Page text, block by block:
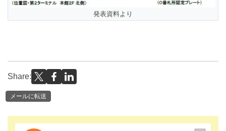
発表資料より
Share:
メールに転送